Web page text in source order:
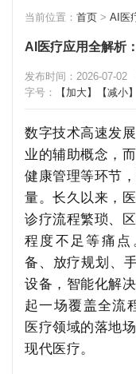
当前位置： 首页 > AI医
AI医疗应用全解析
发布时间：2026-07-02
字号：
【加大】 【减小】
数字技术高速发
业的辅助概念，
健康管理等环节
量。长久以来，
诊疗流程繁琐、
程度不足等痛
备、放疗规划、
设备，智能化解
起一场覆盖全流
医疗领域的落地
现代医疗。